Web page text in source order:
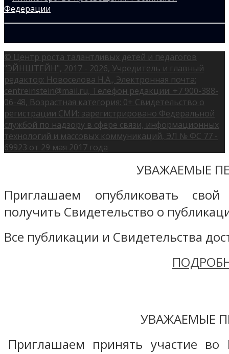
© Центр роста талантливых детей и педагогов
"ЭЙНШТЕЙН", 2017 - 2026, Учредитель и главный
редактор: Новоселова Н.А., Электронная почта:
centreinstein@mail.ru, Телефон редакции: +7 900-388-
06-48, Возрастная категория: 0+ Свидетельство о
регистрации СМИ: зарегистрировано Федеральной
службой по надзору в сфере связи, информационных
технологий и массовых коммуникаций, ЭЛ № ФС 77 -
69923 от 29 мая 2017 года
УВАЖАЕМЫЕ
Приглашаем опубликовать
получить Свидетельство о
Все публикации и Свидетельства
УВАЖАЕМЫЕ
Приглашаем принять участие во